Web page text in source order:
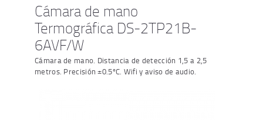
Cámara de mano
Termográfica DS-2TP21B-
6AVF/W
Cámara de mano. Distancia de detección 1,5 a 2,5
metros. Precisión ±0.5ºC. Wifi y aviso de audio.